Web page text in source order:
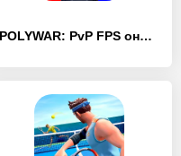
POLYWAR: PvP FPS онлайн шутеры - [Взлом/МОД Все открыто]